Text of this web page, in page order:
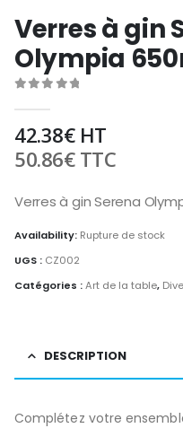
Verres à gin
Olympia
42.38€HT
50.86€TTC
Verres à gin Serena
Availability: Rupture de stock
UGS : CZ002
Catégories :Art de la table,
DESCRIPTION
Complétez votre